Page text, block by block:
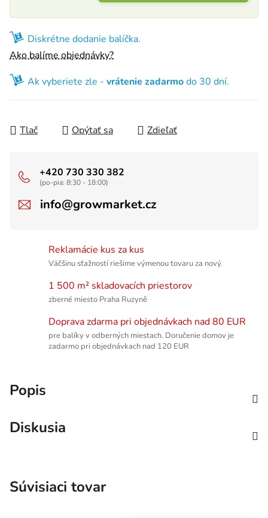
Diskrétne dodanie balíčka.
Ako balíme objednávky?
Ak vyberiete zle - vrátenie zadarmodo 30 dní.
Tlač Opýtať sa Zdieľať
+420 730 330 382
(po-pia: 8:30 - 18:00)
info@growmarket.cz
Reklamácie kus za kus
Väčšinu sťažností riešime výmenou tovaru za nový.
1 500 m² skladovacích priestorov
zberné miesto Praha Ruzyně
Doprava zdarma pri objednávkach nad 80 EUR
pre balíky v odberných miestach. Doručenie domov je
zadarmo pri objednávkach nad 120 EUR
Popis
Diskusia
Súvisiaci tovar